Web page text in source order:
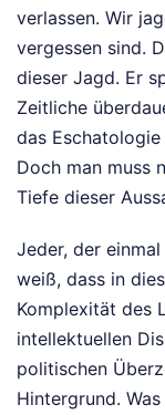
verlassen. Wir
vergessen sind.
dieser Jagd. Er
Zeitliche
das
Doch man muss
Tiefe dieser
Jeder, der
weiß, dass in
Komplexität des
intellektuellen
politischen
Hintergrund.